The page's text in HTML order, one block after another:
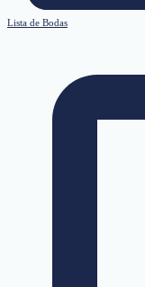
Lista de Bodas